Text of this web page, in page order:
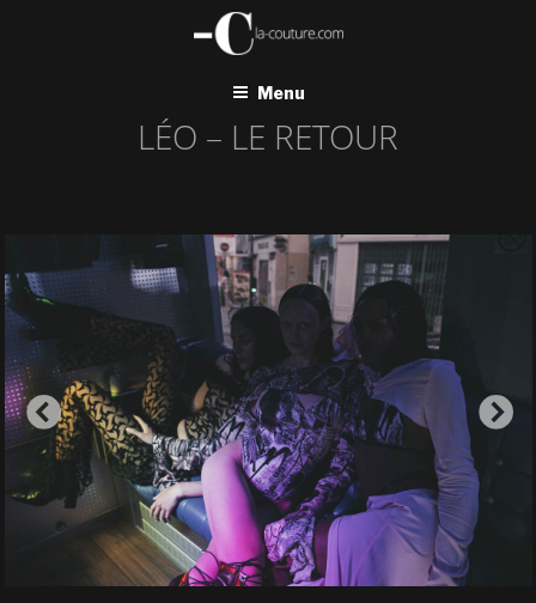
Menu
LÉO – LE RETOUR